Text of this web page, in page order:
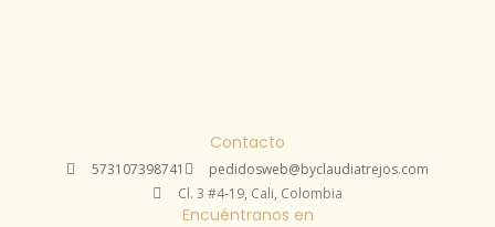
Contacto
573107398741
pedidosweb@byclaudiatrejos.com
Cl. 3 #4-19, Cali, Colombia
Encuéntranos en